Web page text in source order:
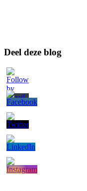
Deel deze blog